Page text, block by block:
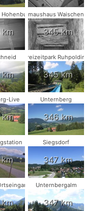
#1
km
Fledermaushaus Waischenfeld #1
345 km
Freizeitpark Ruhpolding
345 km
Live Unternberg
346 km
Siegsdorf
347 km
Unternbergalm
347 km